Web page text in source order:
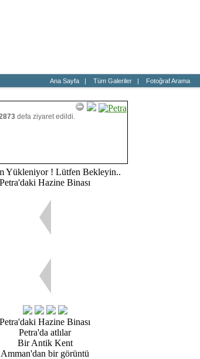
Ana Sayfa | Tüm Galeriler | Fotoğraf Arama
defa ziyaret edildi.
Yükleniyor ! Lütfen Bekleyin..
Petra'daki Hazine Binası
Petra'daki Hazine Binası
Petra'da atlılar
Bir Antik Kent
Amman'dan bir görüntü